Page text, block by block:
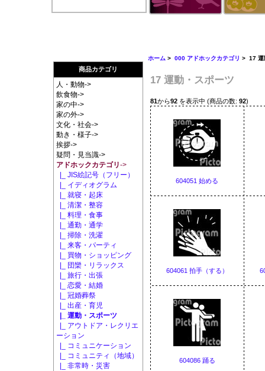
商品カテゴリ
人・動物->
飲食物->
家の中->
家の外->
文化・社会->
動き・様子->
挨拶->
疑問・見当識->
アドホックカテゴリ->
|_ JIS絵記号（フリー）
|_ イディオグラム
|_ 就寝・起床
|_ 清潔・整容
|_ 料理・食事
|_ 通勤・通学
|_ 掃除・洗濯
|_ 来客・パーティ
|_ 買物・ショッピング
|_ 団欒・リラックス
|_ 旅行・出張
|_ 恋愛・結婚
|_ 冠婚葬祭
|_ 出産・育児
|_ 運動・スポーツ
|_ アウトドア・レクリエ
ーション
|_ コミュニケーション
|_ コミュニティ（地域）
|_ 非常時・災害
ホーム >000 アドホックカテゴリ > 17 運
17 運動・スポーツ
81から92を表示中 (商品の数: 92)
604051 始める
604061 拍手（する）
604086 踊る